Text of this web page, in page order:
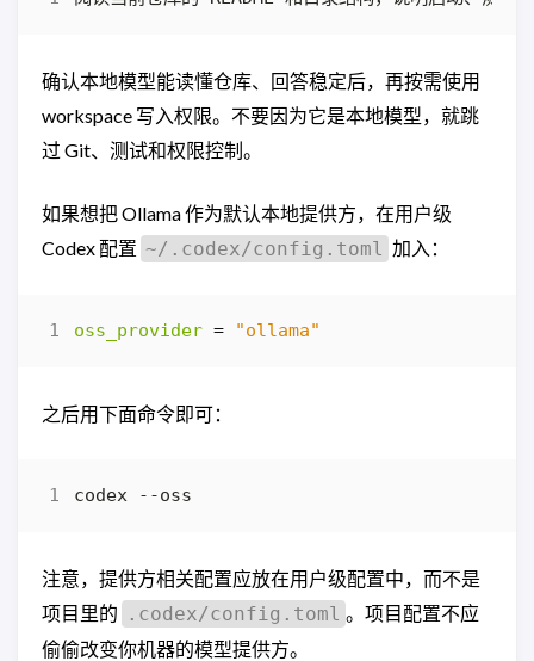
确认本地模型能读懂仓库、回答稳定后，再按需使用
workspace 写入权限。不要因为它是本地模型，就跳
过 Git、测试和权限控制。
如果想把 Ollama 作为默认本地提供方，在用户级
Codex 配置 ~/.codex/config.toml 加入：
oss_provider = "ollama"
之后用下面命令即可：
注意，提供方相关配置应放在用户级配置中，而不是
项目里的
.codex/config.toml 。项目配置不应
偷偷改变你机器的模型提供方。